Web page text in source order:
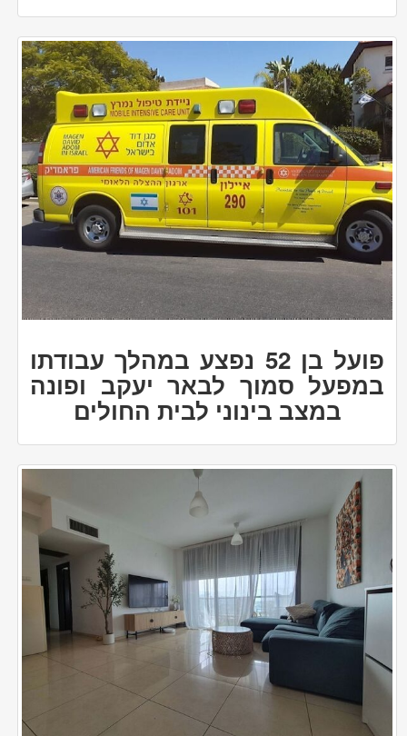
פועל בן 52 נפצע במהלך עבודתו
במפעל סמוך לבאר יעקב ופונה
במצב בינוני לבית החולים